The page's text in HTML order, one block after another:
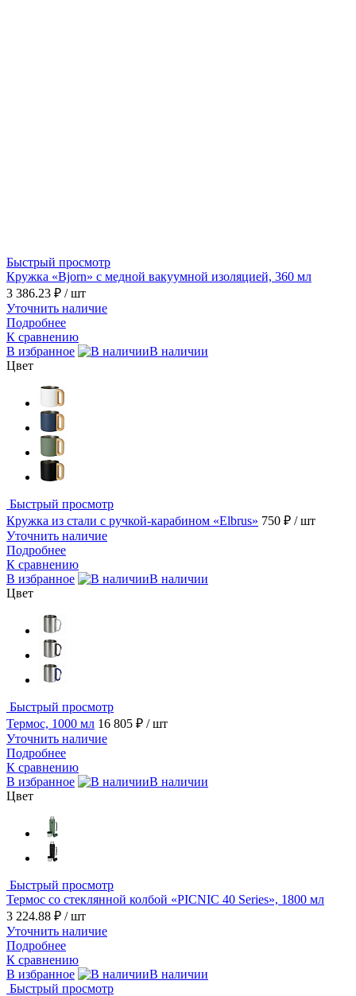
Быстрый просмотр
Кружка «Bjorn» с медной вакуумной изоляцией, 360 мл
3 386.23 ₽ / шт
Уточнить наличие
Подробнее
К сравнению
В избранное
В наличии
Цвет
Быстрый просмотр
Кружка из стали с ручкой-карабином «Elbrus» 750 ₽ / шт
Уточнить наличие
Подробнее
К сравнению
В избранное
В наличии
Цвет
Быстрый просмотр
Термос, 1000 мл 16 805 ₽ / шт
Уточнить наличие
Подробнее
К сравнению
В избранное
В наличии
Цвет
Быстрый просмотр
Термос со стеклянной колбой «PICNIC 40 Series», 1800 мл
3 224.88 ₽ / шт
Уточнить наличие
Подробнее
К сравнению
В избранное
В наличии
Быстрый просмотр